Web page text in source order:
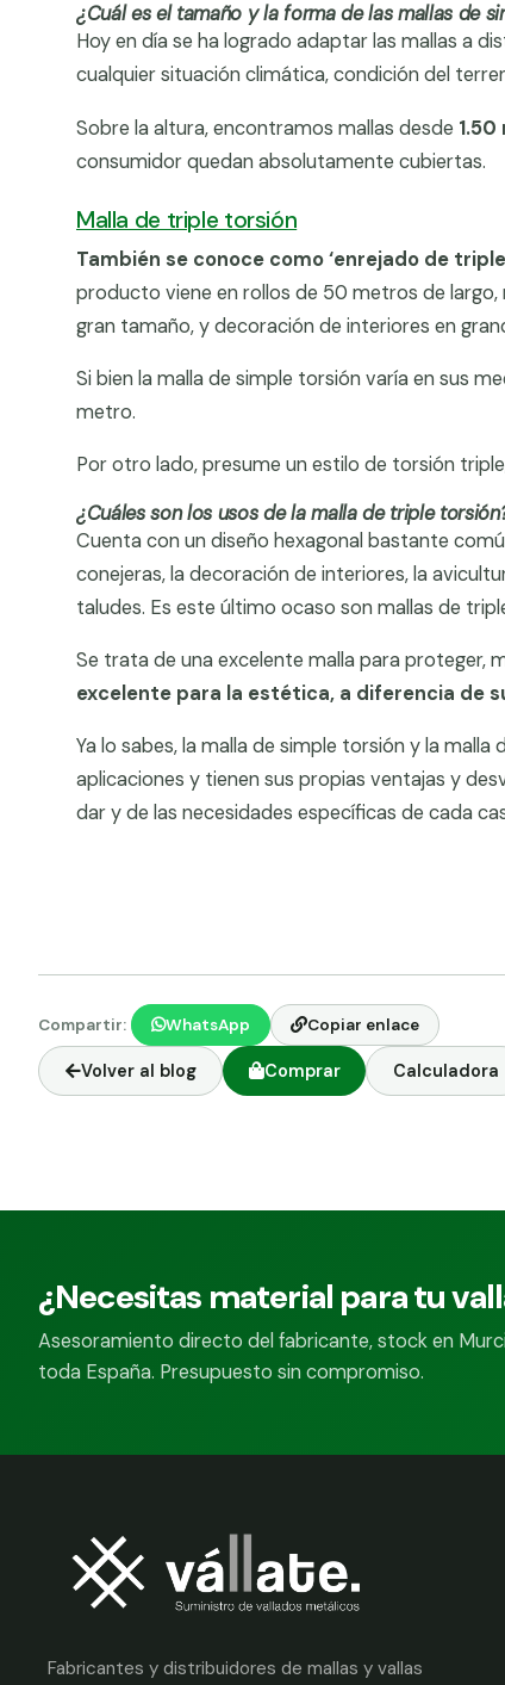
¿Cuál es el tamaño y la forma de las mallas de
Hoy en día se ha logrado adaptar las mallas a
cualquier situación climática, condición del
Sobre la altura, encontramos mallas desde
consumidor quedan absolutamente cubiertas.
Malla de triple torsión
También se conoce como ‘enrejado de
producto viene en rollos de 50 metros de
gran tamaño, y decoración de interiores en
Si bien la malla de simple torsión varía en sus
metro.
Por otro lado, presume un estilo de torsión
¿Cuáles son los usos de la malla de triple
Cuenta con un diseño hexagonal bastante
conejeras, la decoración de interiores, la
taludes. Es este último ocaso son mallas de
Se trata de una excelente malla para proteger,
excelente para la estética, a diferencia de
Ya lo sabes, la malla de simple torsión y la
aplicaciones y tienen sus propias ventajas y
dar y de las necesidades específicas de cada
Compartir: WhatsApp Copiar enlace
Volver al blog Comprar Calculadora
¿Necesitas material para tu
Asesoramiento directo del fabricante, stock en
toda España. Presupuesto sin compromiso.
Fabricantes y distribuidores de mallas y vallas